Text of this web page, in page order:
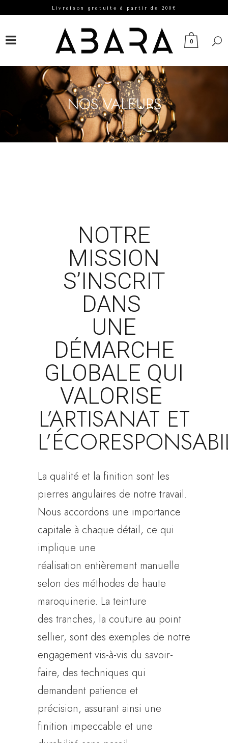
Livraison gratuite à partir de 200€
0
NOS VALEURS
NOTRE
MISSION
S’INSCRIT
DANS
UNE
DÉMARCHE
GLOBALE QUI
VALORISE
L’ARTISANAT ET
La qualité et la finition sont les
pierres angulaires de notre travail.
Nous accordons une importance
capitale à chaque détail, ce qui
implique une
réalisation entièrement manuelle
selon des méthodes de haute
maroquinerie. La teinture
des tranches, la couture au point
sellier, sont des exemples de notre
engagement vis-à-vis du savoir-
faire, des techniques qui
demandent patience et
précision, assurant ainsi une
finition impeccable et une